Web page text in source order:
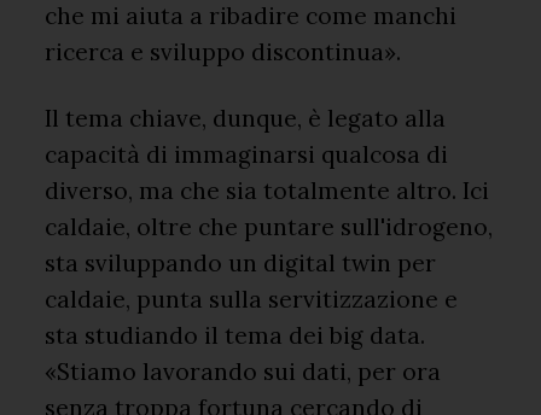
che mi aiuta a ribadire come manchi
ricerca e sviluppo discontinua».
Il tema chiave, dunque, è legato alla
capacità di immaginarsi qualcosa di
diverso, ma che sia totalmente altro. Ici
caldaie, oltre che puntare sull'idrogeno,
sta sviluppando un digital twin per
caldaie, punta sulla servitizzazione e
sta studiando il tema dei big data.
«Stiamo lavorando sui dati, per ora
senza troppa fortuna cercando di